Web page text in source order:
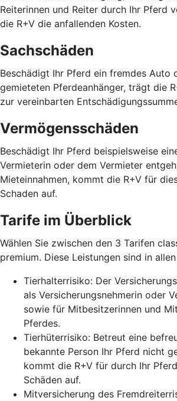
Reiterinnen und Reiter durch Ihr Pferd
die R+V die anfallenden Kosten.
Sachschäden
Beschädigt Ihr Pferd ein fremdes Auto
gemieteten Pferdeanhänger, trägt die
zur vereinbarten
Vermögensschäden
Beschädigt Ihr Pferd beispielsweise
Vermieterin oder dem Vermieter
Mieteinnahmen, kommt die R+V für
Schaden auf.
Tarife im Überblick
Wählen Sie zwischen den 3 Tarifen
premium. Diese Leistungen sind in
Tierhalterrisiko: Der
als Versicherungsnehmerin oder
sowie für Mitbesitzerinnen und
Pferdes.
Tierhüterrisiko: Betreut eine
bekannte Person Ihr Pferd nicht
kommt die R+V für durch Ihr
Schäden auf.
Mitversicherung des